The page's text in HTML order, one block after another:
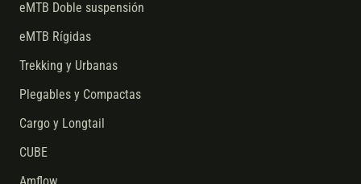
eMTB Doble suspensión
eMTB Rígidas
Trekking y Urbanas
Plegables y Compactas
Cargo y Longtail
CUBE